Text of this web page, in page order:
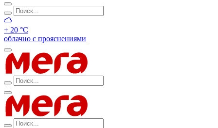
+ 20 °С
облачно с прояснениями